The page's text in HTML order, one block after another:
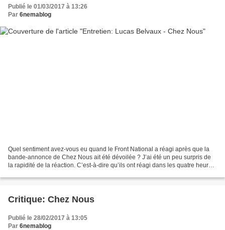
Publié le 01/03/2017 à 13:26
Par 6nemablog
Quel sentiment avez-vous eu quand le Front National a réagi après que la
bande-annonce de Chez Nous ait été dévoilée ? J’ai été un peu surpris de
la rapidité de la réaction. C’est-à-dire qu’ils ont réagi dans les quatre heures
Critique: Chez Nous
Publié le 28/02/2017 à 13:05
Par 6nemablog